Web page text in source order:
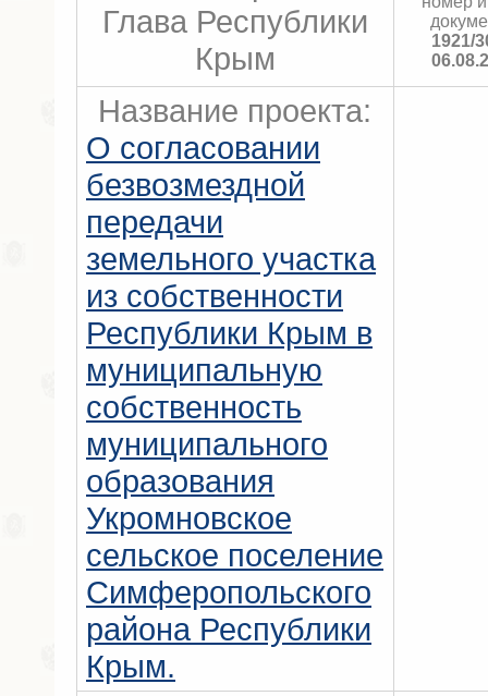
Глава Республики
Крым
1921/
Название проекта:
О согласовании
безвозмездной
передачи
земельного участка
из собственности
Республики Крым в
муниципальную
собственность
муниципального
образования
Укромновское
сельское поселение
Симферопольского
района Республики
Крым.